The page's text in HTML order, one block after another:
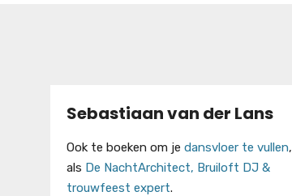
Sebastiaan van der Lans
Ook te boeken om je dansvloer te vullen,
als De NachtArchitect, Bruiloft DJ &
trouwfeest expert.